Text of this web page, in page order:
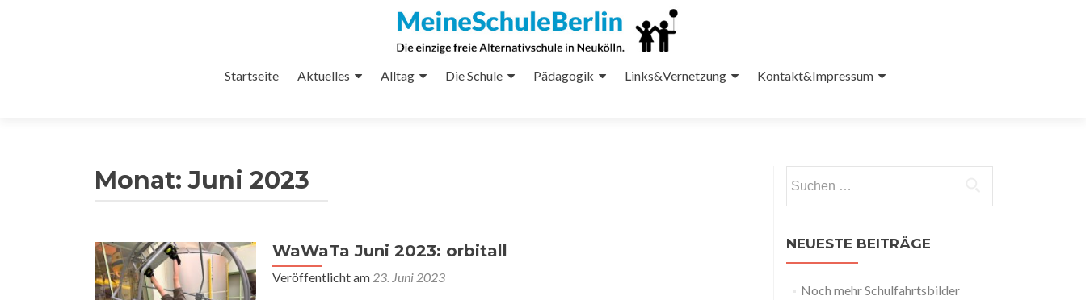
Startseite Aktuelles Alltag Die Schule Pädagogik Links&Vernetzung Kontakt&Impressum
Monat:Juni 2023
WaWaTa Juni 2023: orbitall
Veröffentlicht am 23. Juni 2023
nach:
NEUESTE BEITRÄGE
Noch mehr Schulfahrtsbilder